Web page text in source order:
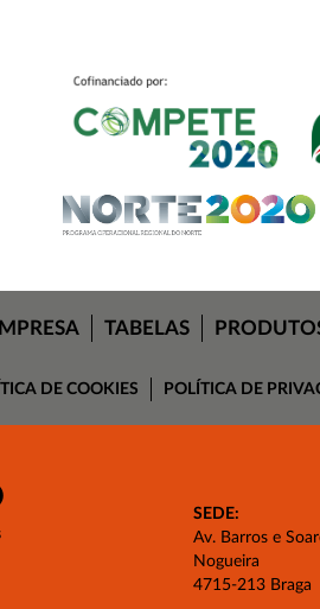
TABELAS
DE COOKIES POLÍTICA DE
SEDE:
Av. Barros e
Nogueira
4715-213 Braga